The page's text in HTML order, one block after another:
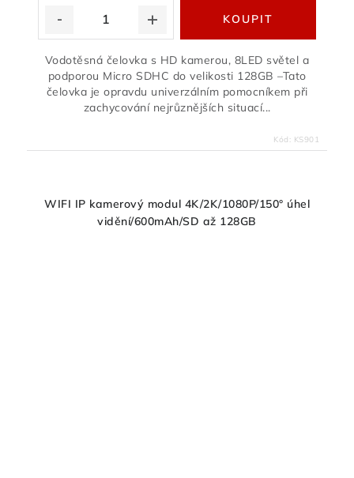
Vodotěsná čelovka s HD kamerou, 8LED světel a
podporou Micro SDHC do velikosti 128GB –Tato
čelovka je opravdu univerzálním pomocníkem při
zachycování nejrůznějších situací...
Kód: KS901
WIFI IP kamerový modul 4K/2K/1080P/150° úhel
vidění/600mAh/SD až 128GB